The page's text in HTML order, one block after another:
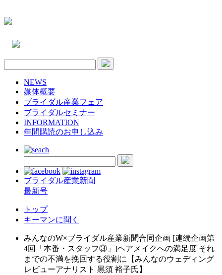
NEWS
媒体概要
ブライダル産業フェア
ブライダルセミナー
INFORMATION
年間購読のお申し込み
ブライダル産業新聞
最新号
トップ
キーマンに聞く
みんなのW×ブライダル産業新聞合同企画 [連続企画第
4回「本番・スタッフ③」]ヘアメイクへの満足度 それ
までの不満を挽回する役割に【みんなのウェディング
レビューアナリスト 黒須 裕子氏】